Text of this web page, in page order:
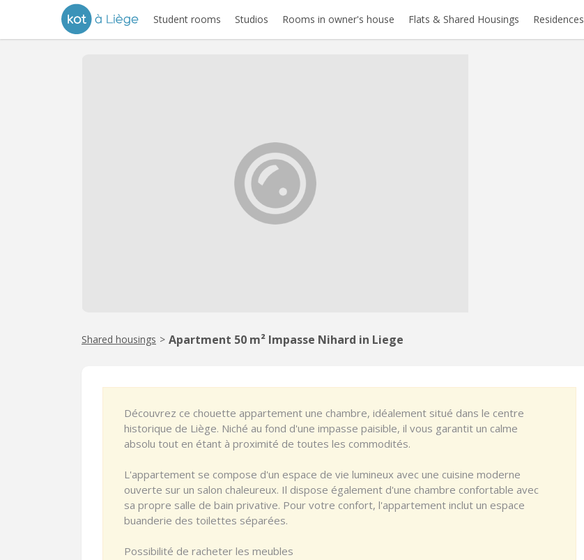
Student rooms Studios Rooms in owner's house Flats & Shared Housings Residences
Shared housings > Apartment 50 m² Impasse Nihard in Liege
Découvrez ce chouette appartement une chambre, idéalement situé dans le centre
historique de Liège. Niché au fond d'une impasse paisible, il vous garantit un calme
absolu tout en étant à proximité de toutes les commodités.
L'appartement se compose d'un espace de vie lumineux avec une cuisine moderne
ouverte sur un salon chaleureux. Il dispose également d'une chambre confortable avec
sa propre salle de bain privative. Pour votre confort, l'appartement inclut un espace
buanderie des toilettes séparées.
Possibilité de racheter les meubles